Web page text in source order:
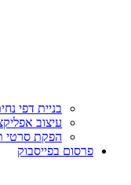
בניית דפי
עיצוב
הפקת סרטי
פרסום בפייסבוק